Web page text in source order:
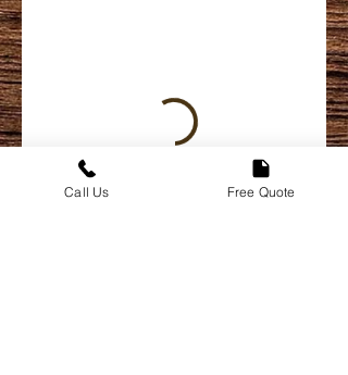
Call Us Free Quote